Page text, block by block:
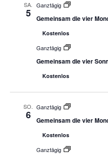
SA.
5
Ganztägig
Gemeinsam die vier
Kostenlos
Ganztägig
Gemeinsam die vier
Kostenlos
SO.
6
Ganztägig
Gemeinsam die vier
Kostenlos
Ganztägig